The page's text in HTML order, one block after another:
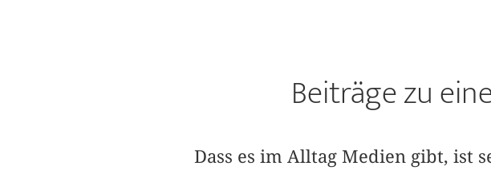
Beiträge zu
Dass es im Alltag Medien gibt, ist